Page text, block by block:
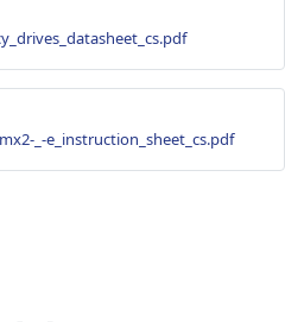
_-e_instruction_sheet_cs.pdf